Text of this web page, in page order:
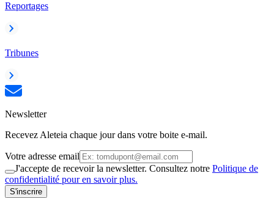
Reportages
Tribunes
Newsletter
Recevez Aleteia chaque jour dans votre boite e-mail.
Votre adresse email
J'accepte de recevoir la newsletter. Consultez notre Politique de
confidentialité pour en savoir plus.
S'inscrire